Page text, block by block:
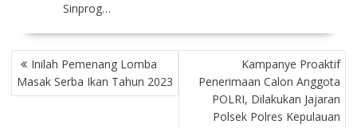
Sinprog…
P
O
S
Inilah Pemenang Lomba
Masak Serba Ikan Tahun 2023
Kampanye Proaktif
Penerimaan Calon Anggota
POLRI, Dilakukan Jajaran
Polsek Polres Kepulauan